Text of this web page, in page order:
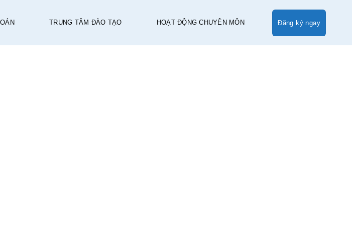
TRUNG TÂM ĐÀO TẠO HOẠT ĐỘNG CHUYÊN MÔN Đăng ký ngay